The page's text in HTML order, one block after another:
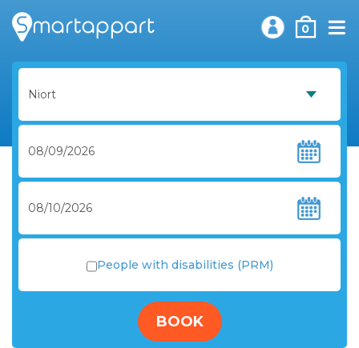
0
People with disabilities (PRM)
BOOK